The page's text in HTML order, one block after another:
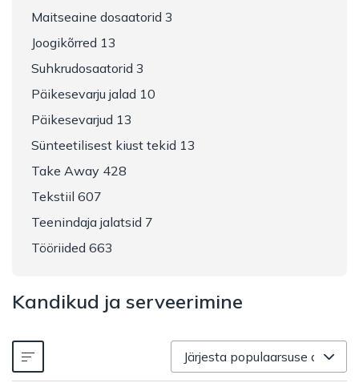
Maitseaine dosaatorid 3
Joogikõrred 13
Suhkrudosaatorid 3
Päikesevarju jalad 10
Päikesevarjud 13
Sünteetilisest kiust tekid 13
Take Away 428
Tekstiil 607
Teenindaja jalatsid 7
Tööriided 663
Kandikud ja serveerimine